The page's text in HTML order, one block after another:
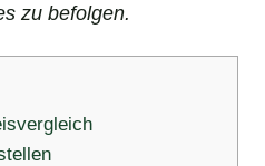
zu befolgen.